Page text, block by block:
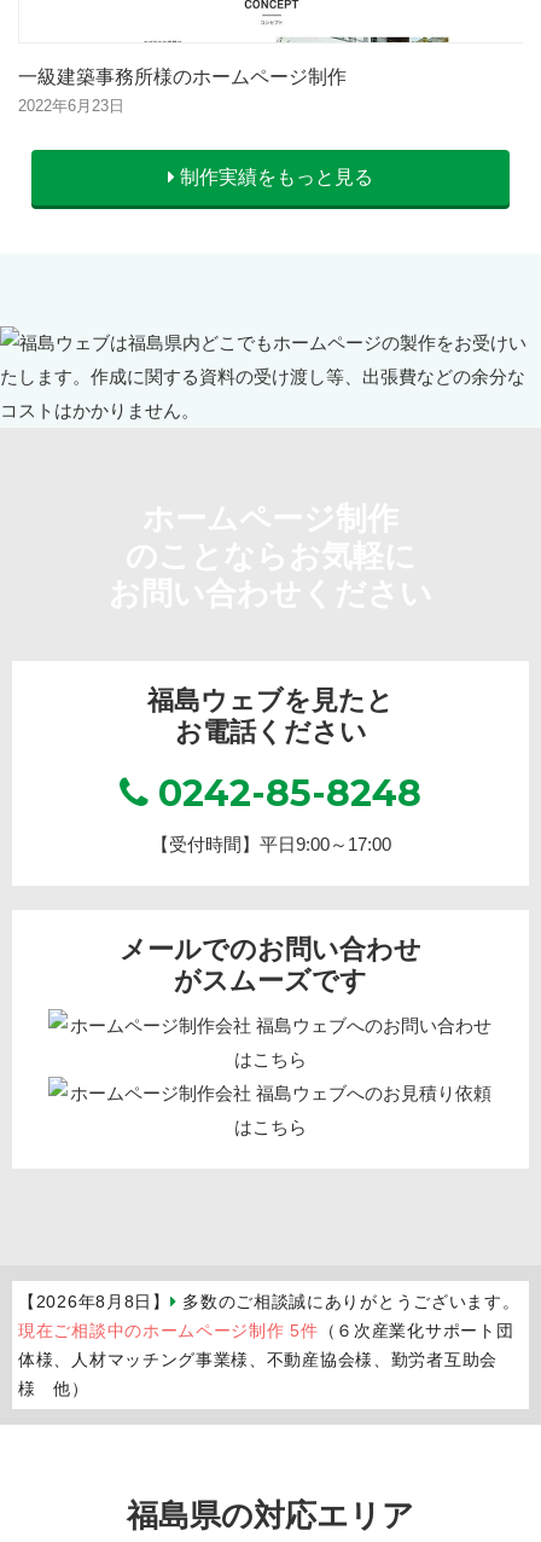
一級建築事務所様のホームページ制作
2022年6月23日
制作実績をもっと見る
福島ウェブを見たと
お電話ください
0242-85-8248
【受付時間】平日9:00～17:00
メールでのお問い合わせ
がスムーズです
【2026年8月8日】
多数のご相談誠にありがとうございます。
現在ご相談中のホームページ制作 5件 （６次産業化サポート団
体様、人材マッチング事業様、不動産協会様、勤労者互助会
様 他）
福島県の対応エリア